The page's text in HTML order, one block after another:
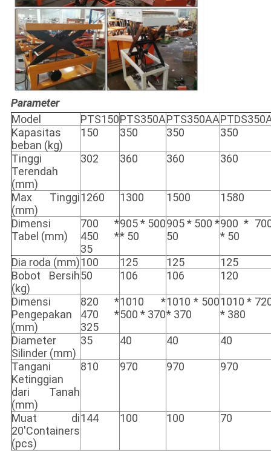
Parameter
Model
PTS150PTS350APTS350AA
Kapasitas
beban (kg)
150 350 350 350
Tinggi
Terendah
(mm)
302 360 360 360
Max Tinggi
(mm)
1260 1300 1500 1580
Dimensi
Tabel (mm)
700 *
450 *
35
905 * 500
* 50
905 * 500 *
50
900 *
* 50
Dia roda (mm)100 125 125
125
Bobot Bersih
(kg)
50 106 106 120
Dimensi
Pengepakan
(mm)
820 *
470 *
325
1010 *
500 * 370
1010 * 500
* 370
1010 *
* 380
Diameter
Silinder (mm)
35 40 40 40
Tangani
Ketinggian
dari Tanah
(mm)
810 970 970 970
Muat di
20'Containers
(pcs)
144 100 100 70